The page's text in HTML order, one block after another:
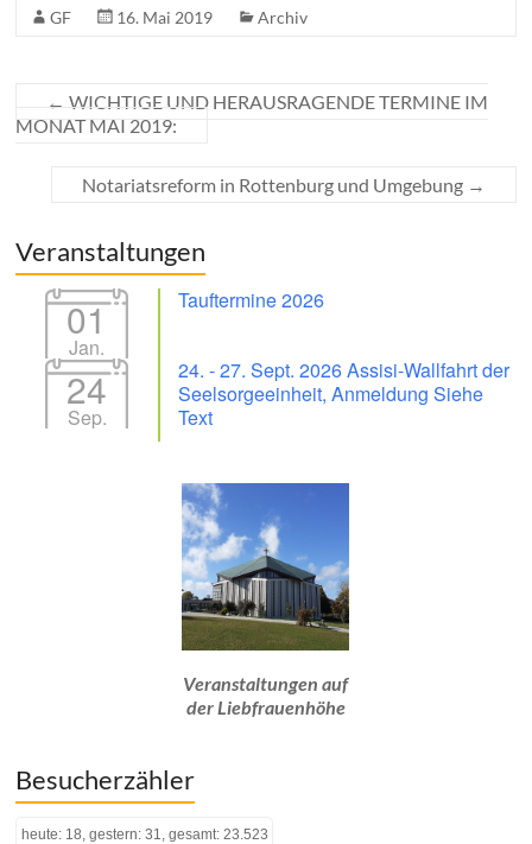
GF 16. Mai 2019 Archiv
← WICHTIGE UND HERAUSRAGENDE TERMINE IM
MONAT MAI 2019:
Notariatsreform in Rottenburg und Umgebung →
Veranstaltungen
01
Jan.
Tauftermine 2026
24
Sep.
24. - 27. Sept. 2026 Assisi-Wallfahrt der
Seelsorgeeinheit, Anmeldung Siehe
Text
Veranstaltungen auf
der Liebfrauenhöhe
Besucherzähler
heute: 18, gestern: 31, gesamt: 23.523